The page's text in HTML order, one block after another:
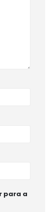
para a